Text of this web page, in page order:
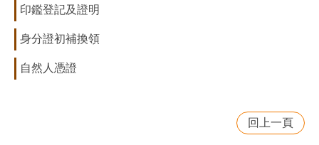
印鑑登記及證明
身分證初補換領
自然人憑證
回上一頁